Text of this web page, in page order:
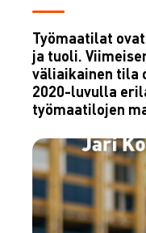
Työmaatilat
ja tuoli.
väliaikainen tila
2020-luvulla
työmaatilojen